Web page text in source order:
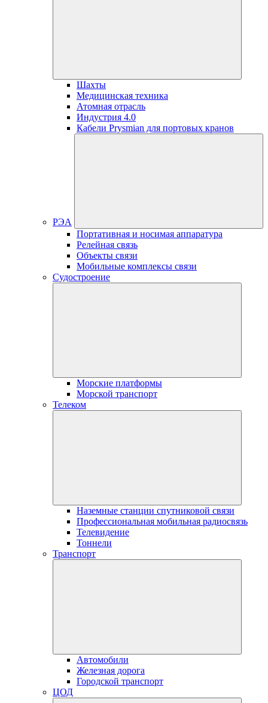
Шахты
Медицинская техника
Атомная отрасль
Индустрия 4.0
Кабели Prysmian для портовых кранов
РЭА
Портативная и носимая аппаратура
Релейная связь
Объекты связи
Мобильные комплексы связи
Судостроение
Морские платформы
Морской транспорт
Телеком
Наземные станции спутниковой связи
Профессиональная мобильная радиосвязь
Телевидение
Тоннели
Транспорт
Автомобили
Железная дорога
Городской транспорт
ЦОД